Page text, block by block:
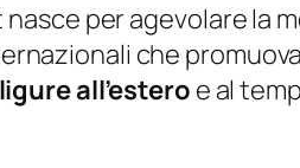
per agevolare la
che
all’estero e al